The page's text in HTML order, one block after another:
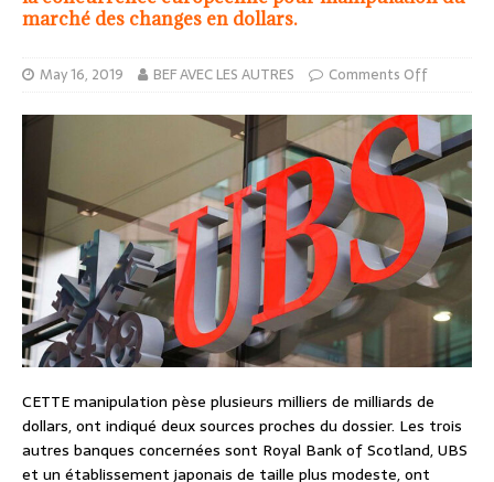
marché des changes en dollars.
May 16, 2019 BEF AVEC LES AUTRES Comments Off
CETTE manipulation pèse plusieurs milliers de milliards de
dollars, ont indiqué deux sources proches du dossier. Les trois
autres banques concernées sont Royal Bank of Scotland, UBS
et un établissement japonais de taille plus modeste, ont